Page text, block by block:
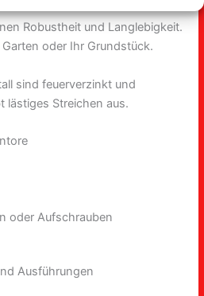
Robustheit und Langlebigkeit.
oder Ihr Grundstück.
sind feuerverzinkt und
lästiges Streichen aus.
oder Aufschrauben
Ausführungen